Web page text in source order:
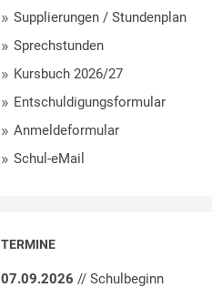
Supplierungen / Stundenplan
Sprechstunden
Kursbuch 2026/27
Entschuldigungsformular
Anmeldeformular
Schul-eMail
TERMINE
07.09.2026 // Schulbeginn